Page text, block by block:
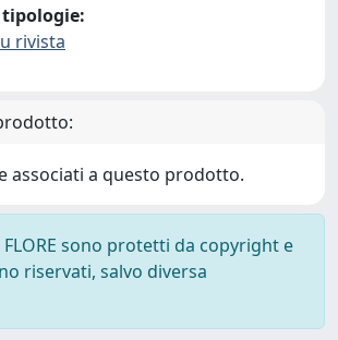
rivista
associati a questo prodotto.
sono protetti da copyright e
riservati, salvo diversa